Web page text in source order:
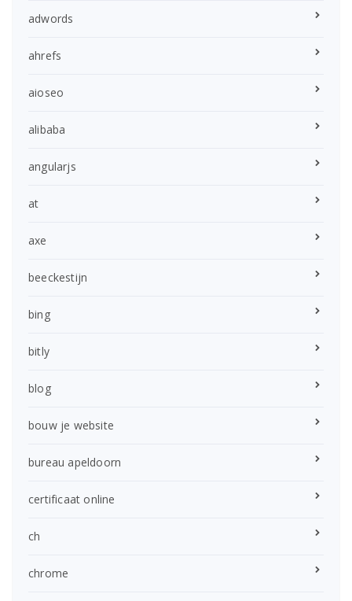
adwords
ahrefs
aioseo
alibaba
angularjs
at
axe
beeckestijn
bing
bitly
blog
bouw je website
bureau apeldoorn
certificaat online
ch
chrome